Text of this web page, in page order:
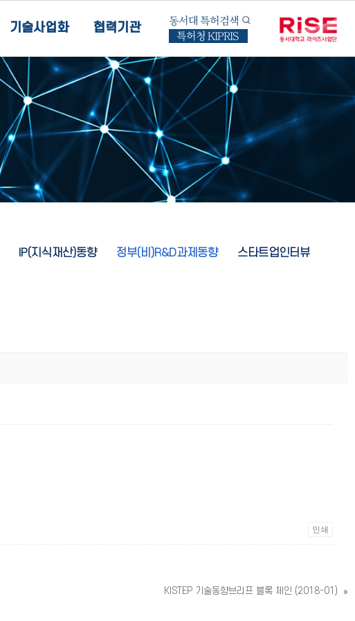
기술사업화 협력기관
동서대 특허검색
특허청 KIPRIS
IP(지식재산)동향 정부(비)R&D과제동향 스타트업인터뷰
인쇄
KISTEP 기술동향브리프 블록 체인 (2018-01) »